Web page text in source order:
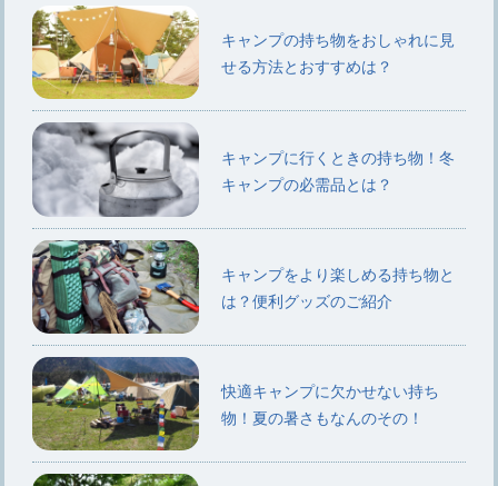
キャンプの持ち物をおしゃれに見
せる方法とおすすめは？
キャンプに行くときの持ち物！冬
キャンプの必需品とは？
キャンプをより楽しめる持ち物と
は？便利グッズのご紹介
快適キャンプに欠かせない持ち
物！夏の暑さもなんのその！